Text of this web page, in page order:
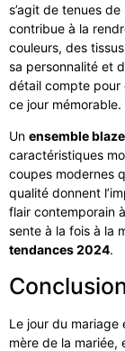
s’agit de tenues
contribue à la
couleurs, des
sa personnalité et
détail compte pour
ce jour mémorable.
Un ensemble
caractéristiques
coupes modernes
qualité donnent
flair contemporain
sente à la fois à la
tendances 2024.
Le jour du mariage
mère de la mariée,